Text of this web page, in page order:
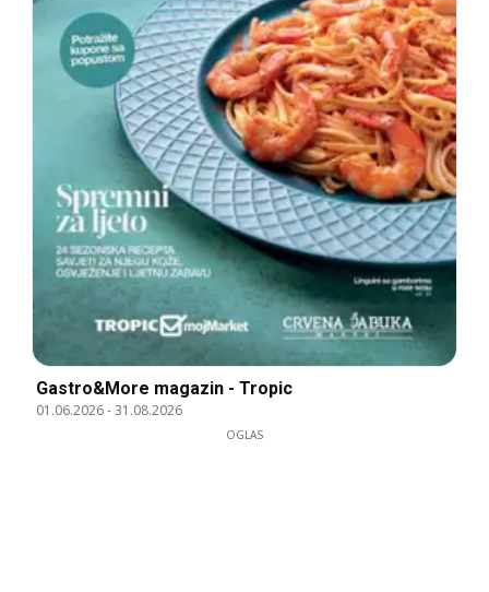
Gastro&More magazin - Tropic
01.06.2026-31.08.2026
OGLAS